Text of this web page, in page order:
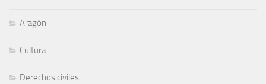
Aragón
Cultura
Derechos civiles